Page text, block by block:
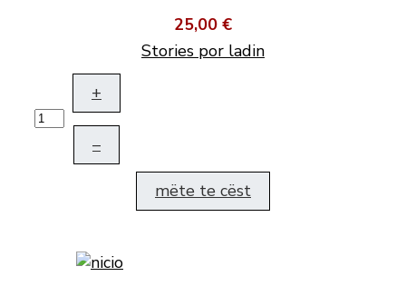
25,00 €
Stories por ladin
+
–
mëte te cëst